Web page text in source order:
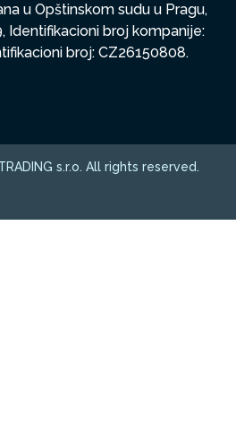
u Opštinskom sudu u Pragu,
Identifikacioni broj kompanije:
broj: CZ26150808.
s.r.o. All rights reserved.